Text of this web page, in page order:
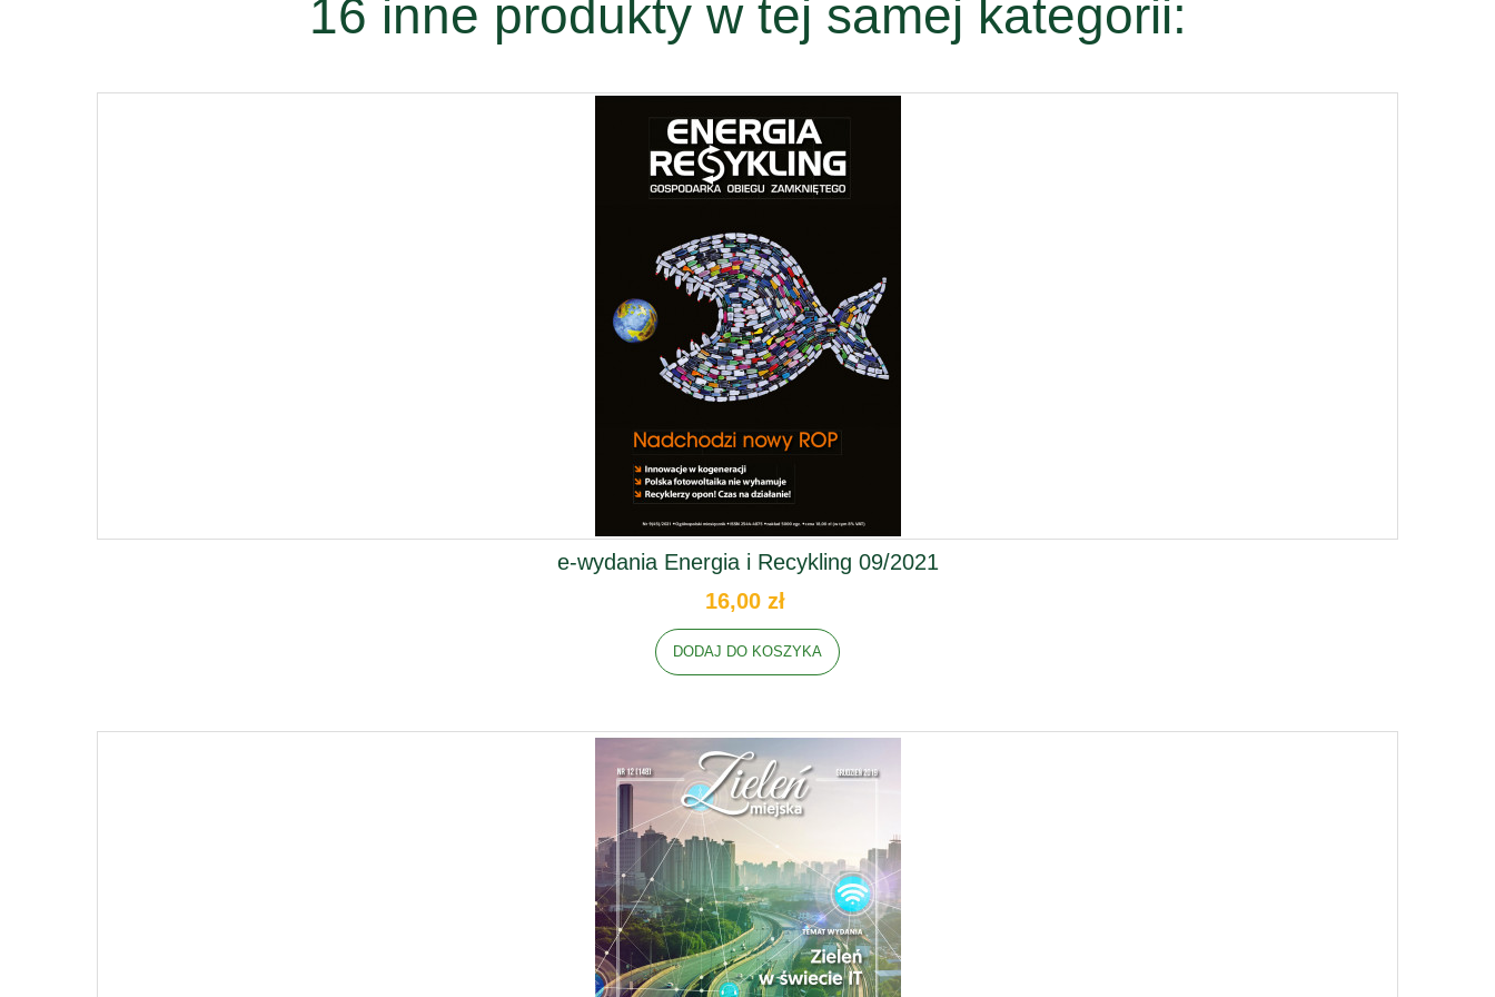
16 inne produkty w tej samej kategorii:
e-wydania Energia i Recykling 09/2021
16,00 zł
DODAJ DO KOSZYKA